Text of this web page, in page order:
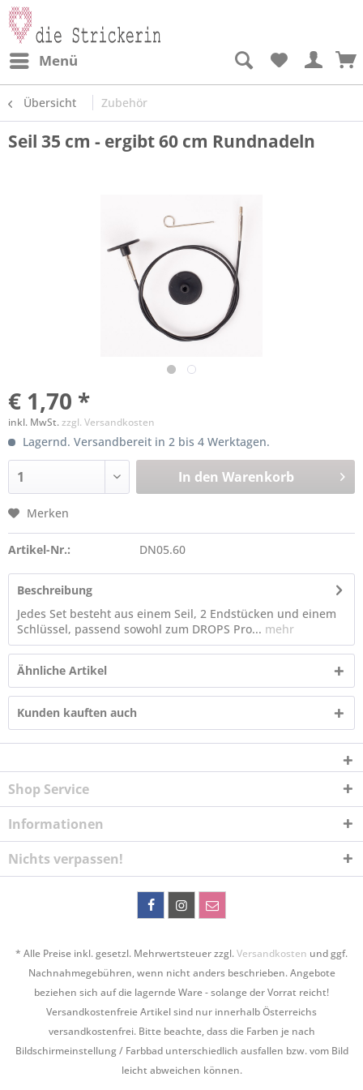
Menü
Übersicht Zubehör
Seil 35 cm - ergibt 60 cm Rundnadeln
€ 1,70 *
inkl. MwSt.zzgl. Versandkosten
Lagernd. Versandbereit in 2 bis 4 Werktagen.
In den Warenkorb
Merken
Artikel-Nr.: DN05.60
Beschreibung
Jedes Set besteht aus einem Seil, 2 Endstücken und einem
Schlüssel, passend sowohl zum DROPS Pro... mehr
Ähnliche Artikel
Kunden kauften auch
Shop Service
Informationen
Nichts verpassen!
* Alle Preise inkl. gesetzl. Mehrwertsteuer zzgl.Versandkosten und ggf.
Nachnahmegebühren, wenn nicht anders beschrieben. Angebote
beziehen sich auf die lagernde Ware - solange der Vorrat reicht!
Versandkostenfreie Artikel sind nur innerhalb Österreichs
versandkostenfrei. Bitte beachte, dass die Farben je nach
Bildschirmeinstellung / Farbbad unterschiedlich ausfallen bzw. vom Bild
leicht abweichen können.